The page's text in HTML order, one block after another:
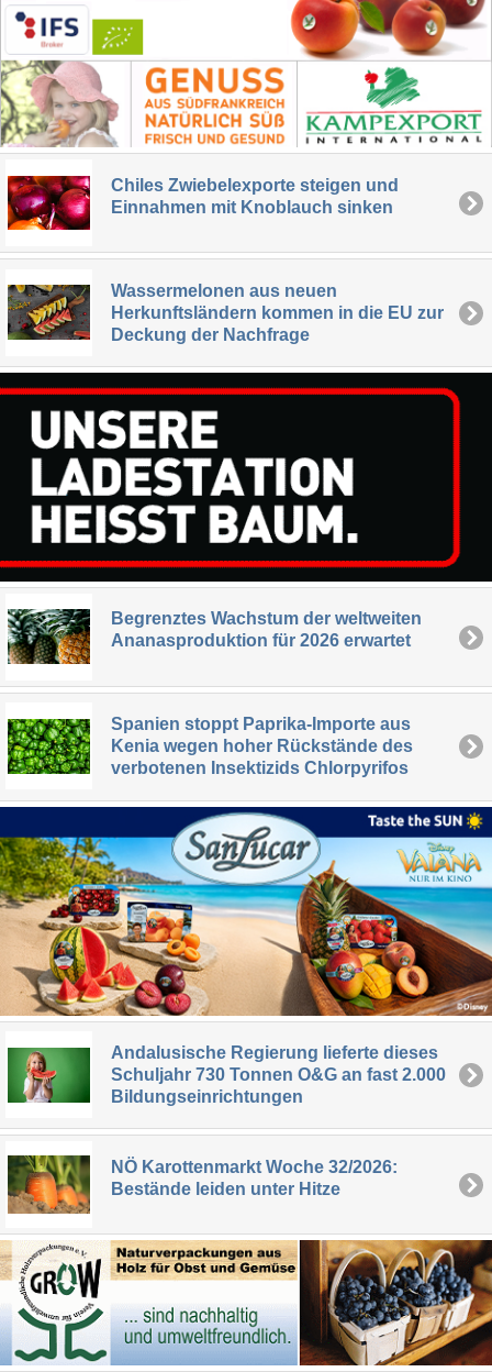
Chiles Zwiebelexporte steigen und
Einnahmen mit Knoblauch sinken
Wassermelonen aus neuen
Herkunftsländern kommen in die EU zur
Deckung der Nachfrage
Begrenztes Wachstum der weltweiten
Ananasproduktion für 2026 erwartet
Spanien stoppt Paprika-Importe aus
Kenia wegen hoher Rückstände des
verbotenen Insektizids Chlorpyrifos
Andalusische Regierung lieferte dieses
Schuljahr 730 Tonnen O&G an fast 2.000
Bildungseinrichtungen
NÖ Karottenmarkt Woche 32/2026:
Bestände leiden unter Hitze